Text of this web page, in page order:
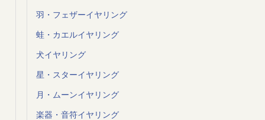
羽・フェザーイヤリング
蛙・カエルイヤリング
犬イヤリング
星・スターイヤリング
月・ムーンイヤリング
楽器・音符イヤリング